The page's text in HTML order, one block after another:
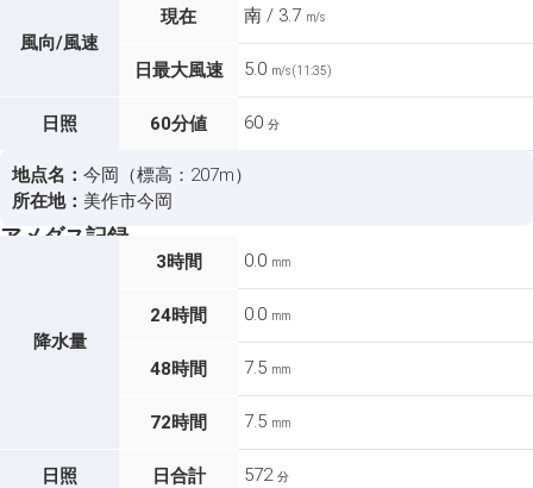
風向/風速
現在 南 / 3.7 m/s
日最大風速 5.0 m/s (11:35)
日照 60分値 60 分
地点名： 今岡（標高：207m）
所在地： 美作市今岡
アメダス記録
降水量
3時間 0.0 mm
24時間 0.0 mm
48時間 7.5 mm
72時間 7.5 mm
日照 日合計 572 分